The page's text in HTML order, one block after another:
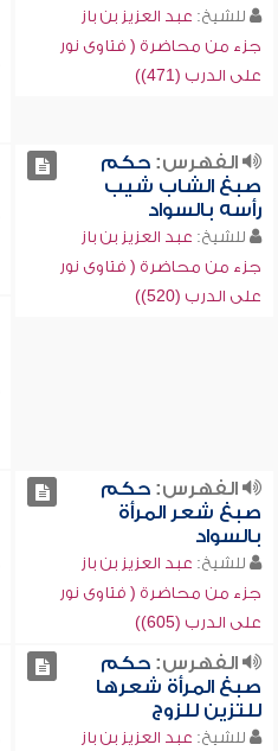
للشيخ: عبد العزيز بن باز
جزء من محاضرة ( فتاوى نور
على الدرب (471))
الفهرس:حكم
صبغ الشاب شيب
رأسه بالسواد
للشيخ: عبد العزيز بن باز
جزء من محاضرة ( فتاوى نور
على الدرب (520))
الفهرس:حكم
صبغ شعر المرأة
بالسواد
للشيخ: عبد العزيز بن باز
جزء من محاضرة ( فتاوى نور
على الدرب (605))
الفهرس:حكم
صبغ المرأة شعرها
للتزين للزوج
للشيخ: عبد العزيز بن باز